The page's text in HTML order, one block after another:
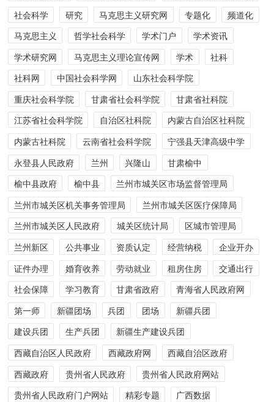
社会科学
研究 马克思主义研究网 专题化
频道化
马克思主义
哲学社会科学 学术门户
学术资讯
学术研究网
马克思主义理论宣传网 学术
社科
社科网
中国社会科学网
山东社会科学院
重庆社会科学院
甘肃省社会科学院
甘肃省社科院
江苏省社会科学院
自治区社科院
内蒙古自治区社科院
内蒙古社科院
云南省社会科学院
宁强县天津高级中学
永登县人民政府
兰州 兴隆山
甘肃榆中
榆中县政府
榆中县
兰州市城关区市场监督管理局
兰州市城关区机关事务管理局
兰州市城关区医疗保障局
兰州市城关区人民政府
城关区统计局
区城市管理局
兰州新区
公共事业 资质认定 经营纳税
企业开办
证件办理
婚育收养 劳动就业 租房住房
交通出行
社会保障
学习教育 甘肃省政府
青海省人民政府网
第一师
新疆团场 兵团 团场
新疆兵团
建设兵团
生产兵团
新疆生产建设兵团
西藏自治区人民政府
西藏政府网
西藏自治区政府
西藏政府
贵州省人民政府
贵州省人民政府网站
贵州省人民政府门户网站
精彩专题
广西数据